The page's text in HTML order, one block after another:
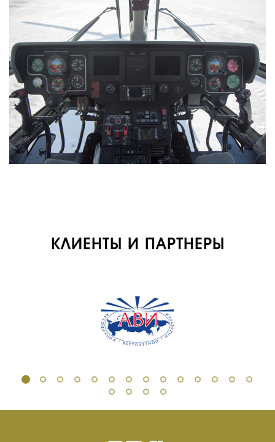
О КОМПАНИИ
ВАКАНСИИ
ВНУТРЕННИЕ
СОУТ
ДОКУМЕНТЫ
КОМПАНИИ
АВИАПАРК
УСЛУГИ
КЛИЕНТЫ И ПАРТНЕРЫ